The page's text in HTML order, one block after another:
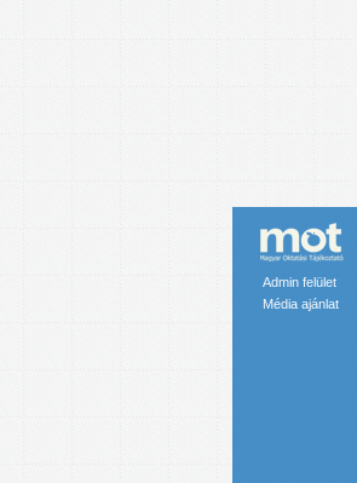
Admin felület
Média ajánlat